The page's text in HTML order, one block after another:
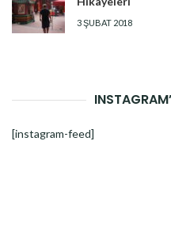
3 ŞUBAT 2018
[instagram-feed]